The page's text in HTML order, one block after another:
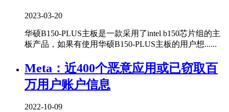
2023-03-20
华硕B150-PLUS主板是一款采用了intel b150芯片组的主
板产品，如果有使用华硕B150-PLUS主板的用户想......
Meta：近400个恶意应用或已窃取百
万用户账户信息
2022-10-09